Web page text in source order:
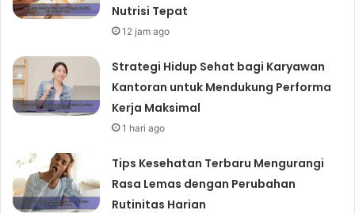
Nutrisi Tepat
12 jam ago
Strategi Hidup Sehat bagi Karyawan
Kantoran untuk Mendukung Performa
Kerja Maksimal
1 hari ago
Tips Kesehatan Terbaru Mengurangi
Rasa Lemas dengan Perubahan
Rutinitas Harian